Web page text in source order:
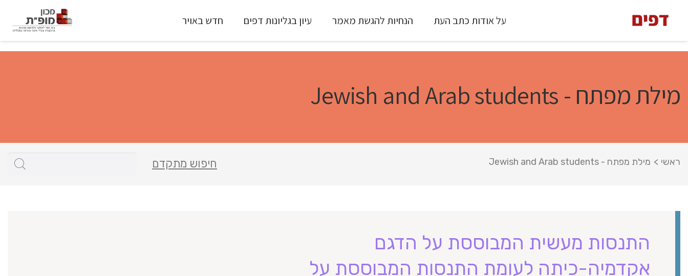
על אודות כתב העת הנחיות להגשת מאמר עיון בגליונות דפים חדש באויר
מילת מפתח - Jewish and Arab students
ראשי > מילת מפתח - Jewish and Arab students חיפוש מתקדם
התנסות מעשית המבוססת על הדגם
אקדמיה-כיתה לעומת התנסות המבוססת על